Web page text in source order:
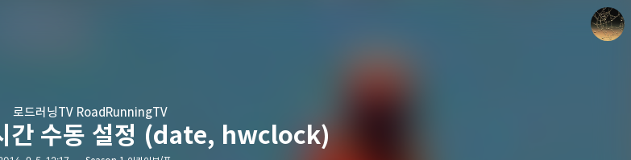
로드러닝TV RoadRunningTV
간 수동 설정 (date, hwclock)